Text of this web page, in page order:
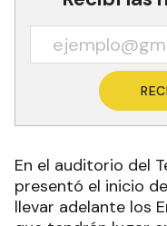
En el auditorio del
presentó el inicio
llevar adelante los